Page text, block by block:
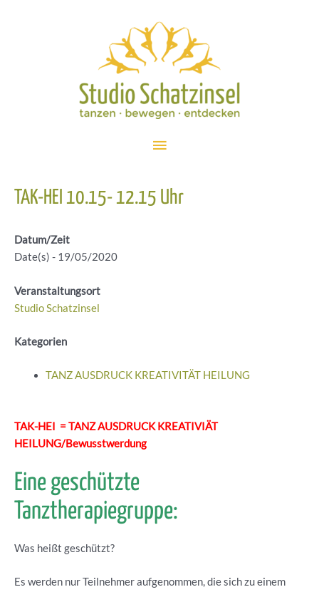
Hauptmenü
TAK-HEI 10.15- 12.15 Uhr
Datum/Zeit
Date(s) - 19/05/2020
Veranstaltungsort
Studio Schatzinsel
Kategorien
TANZ AUSDRUCK KREATIVITÄT HEILUNG
TAK-HEI = TANZ AUSDRUCK KREATIVIÄT
HEILUNG/Bewusstwerdung
Eine geschützte
Tanztherapiegruppe:
Was heißt geschützt?
Es werden nur Teilnehmer aufgenommen, die sich zu einem